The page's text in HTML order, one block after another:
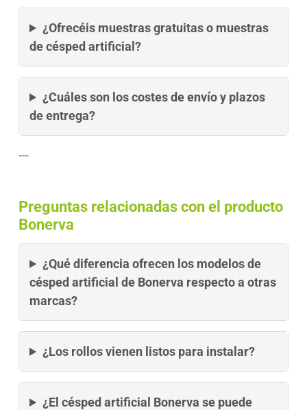
¿Ofrecéis muestras gratuitas o muestras
de césped artificial?
¿Cuáles son los costes de envío y plazos
de entrega?
---
Preguntas relacionadas con el producto
Bonerva
¿Qué diferencia ofrecen los modelos de
césped artificial de Bonerva respecto a otras
marcas?
¿Los rollos vienen listos para instalar?
¿El césped artificial Bonerva se puede